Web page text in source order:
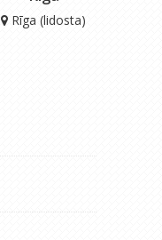
Rīga (lidosta)